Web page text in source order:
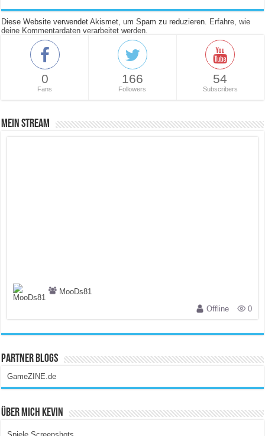
Diese Website verwendet Akismet, um Spam zu reduzieren.
Erfahre, wie
deine Kommentardaten verarbeitet werden.
0
Fans
166
Followers
54
Subscribers
Mein Stream
MooDs81
Offline
0
Partner Blogs
GameZINE.de
Über Mich Kevin